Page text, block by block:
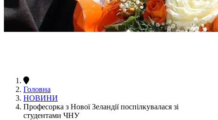
Головна
НОВИНИ
Професорка з Нової Зеландії поспілкувалася зі
студентами ЧНУ